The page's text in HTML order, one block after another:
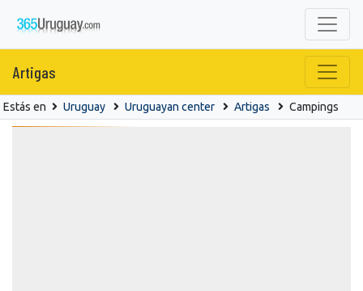
Artigas
Estás en Uruguay Uruguayan center Artigas Campings